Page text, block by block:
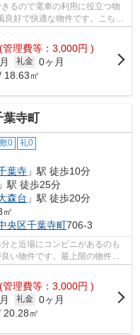
るので電車の利用に役立つ物
良好で快適な物件です。こちら
(管理費等：3,000円 )
礼金 0ヶ月
18.63㎡
葉寺町
敷0 礼0
葉寺 」駅 徒歩10分
」駅 徒歩25分
森台 」駅 徒歩20分
央区千葉寺町706-3
と近場にコンビニがあるのも
い物件です。最上階の物件で
(管理費等：3,000円 )
礼金 0ヶ月
20.28㎡